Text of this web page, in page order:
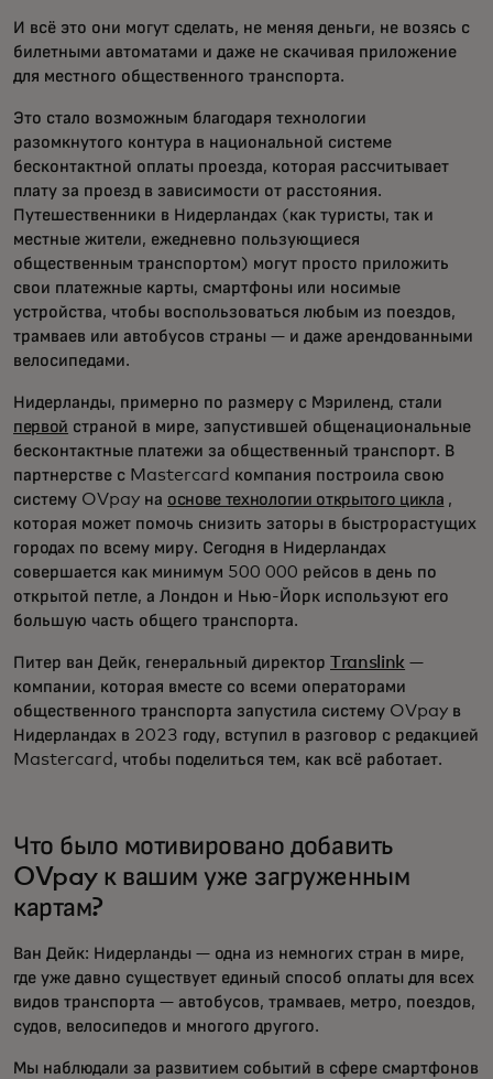
И всё это они могут сделать, не меняя деньги, не возясь с
билетными автоматами и даже не скачивая приложение
для местного общественного транспорта.
Это стало возможным благодаря технологии
разомкнутого контура в национальной системе
бесконтактной оплаты проезда, которая рассчитывает
плату за проезд в зависимости от расстояния.
Путешественники в Нидерландах (как туристы, так и
местные жители, ежедневно пользующиеся
общественным транспортом) могут просто приложить
свои платежные карты, смартфоны или носимые
устройства, чтобы воспользоваться любым из поездов,
трамваев или автобусов страны — и даже арендованными
велосипедами.
Нидерланды, примерно по размеру с Мэриленд, стали
первой страной в мире, запустившей общенациональные
бесконтактные платежи за общественный транспорт. В
партнерстве с Mastercard компания построила свою
систему OVpay на основе технологии открытого цикла ,
которая может помочь снизить заторы в быстрорастущих
городах по всему миру. Сегодня в Нидерландах
совершается как минимум 500 000 рейсов в день по
открытой петле, а Лондон и Нью-Йорк используют его
большую часть общего транспорта.
Питер ван Дейк, генеральный директор Translink —
компании, которая вместе со всеми операторами
общественного транспорта запустила систему OVpay в
Нидерландах в 2023 году, вступил в разговор с редакцией
Mastercard, чтобы поделиться тем, как всё работает.
Что было мотивировано добавить
OVpay к вашим уже загруженным
картам?
Ван Дейк: Нидерланды — одна из немногих стран в мире,
где уже давно существует единый способ оплаты для всех
видов транспорта — автобусов, трамваев, метро, поездов,
судов, велосипедов и многого другого.
Мы наблюдали за развитием событий в сфере смартфонов